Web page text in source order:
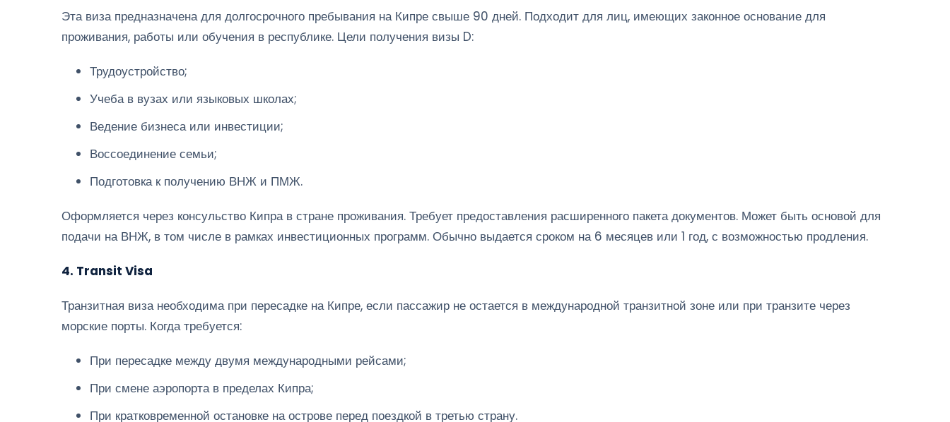
Эта виза предназначена для долгосрочного пребывания на Кипре свыше 90 дней. Подходит для лиц, имеющих законное основание для
проживания, работы или обучения в республике. Цели получения визы D:
Трудоустройство;
Учеба в вузах или языковых школах;
Ведение бизнеса или инвестиции;
Воссоединение семьи;
Подготовка к получению ВНЖ и ПМЖ.
Оформляется через консульство Кипра в стране проживания. Требует предоставления расширенного пакета документов. Может быть основой для
подачи на ВНЖ, в том числе в рамках инвестиционных программ. Обычно выдается сроком на 6 месяцев или 1 год, с возможностью продления.
4. Transit Visa
Транзитная виза необходима при пересадке на Кипре, если пассажир не остается в международной транзитной зоне или при транзите через
морские порты. Когда требуется:
При пересадке между двумя международными рейсами;
При смене аэропорта в пределах Кипра;
При кратковременной остановке на острове перед поездкой в третью страну.